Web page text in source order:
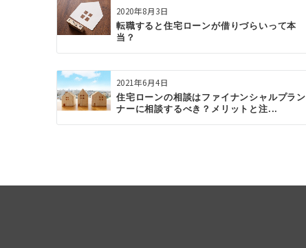
ー
シ
ョ
ン
2020年8月3日
転職すると住宅ローンが借りづらいって本
当？
2021年6月4日
住宅ローンの相談はファイナンシャルプラン
ナーに相談するべき？メリットと注...